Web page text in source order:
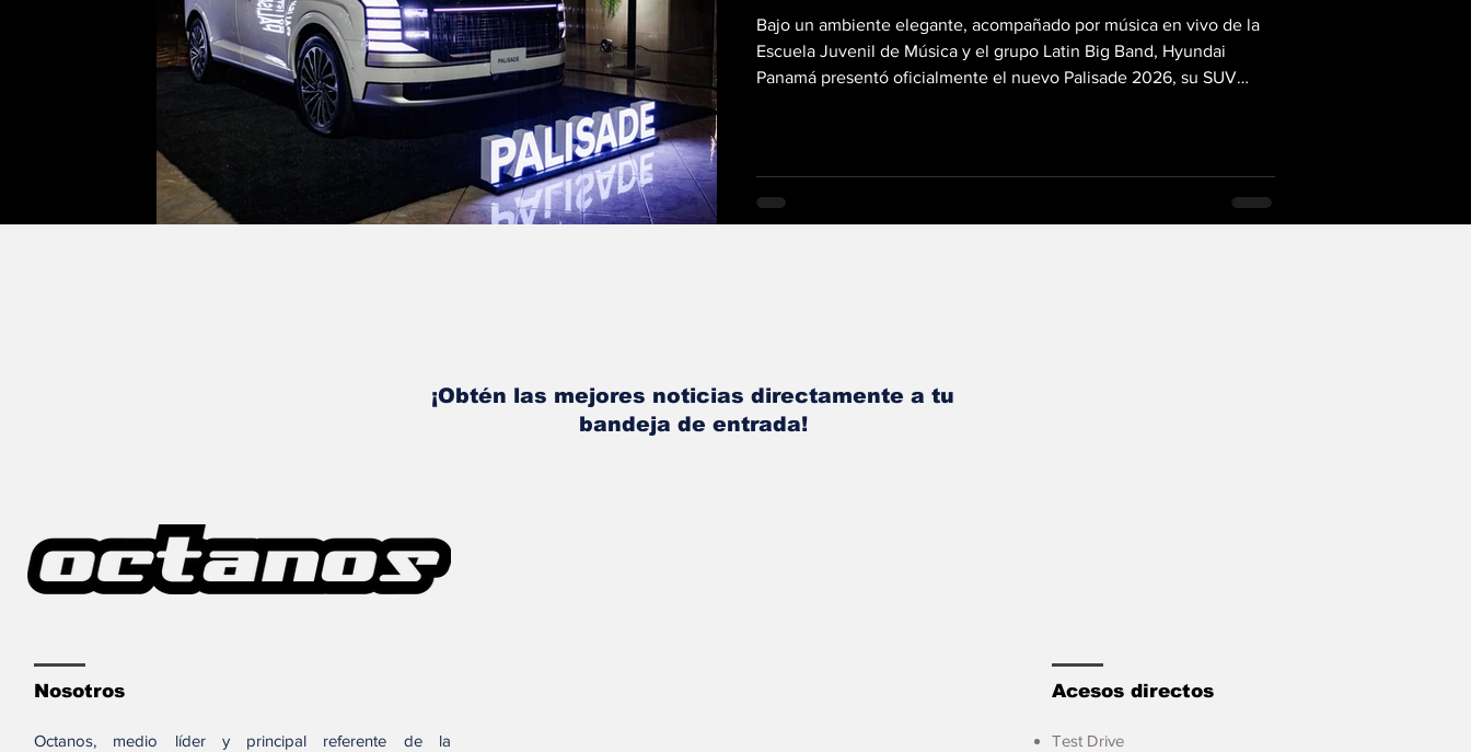
Bajo un ambiente elegante, acompañado por música en vivo de la
Escuela Juvenil de Música y el grupo Latin Big Band, Hyundai
Panamá presentó oficialmente el nuevo Palisade 2026, su SUV
de la marca en Panamá, encabezados por Yoshihiko Tsuruta, CEO
de Petroautos; Álvaro Yanis, director
¡Obtén las mejores noticias directamente a tu
bandeja de entrada!
Nosotros
Octanos, medio líder y principal referente de la
Acesos directos
Test Drive